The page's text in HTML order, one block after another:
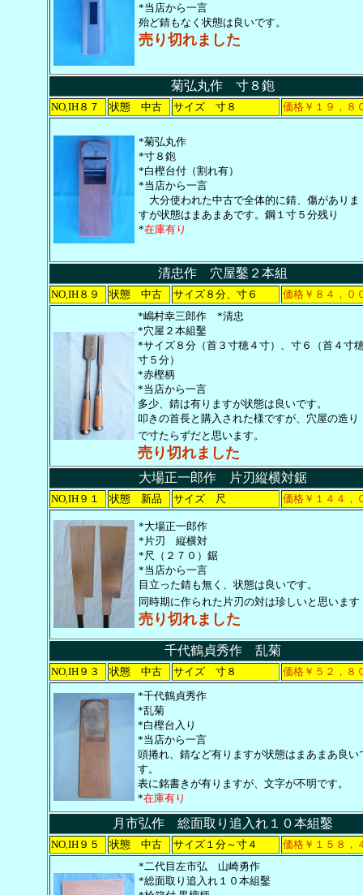
*当店から一言
殆ど錆もなく状態は良いです。
売り切れました
菊弘丸作 寸８鉋
NO, IH８７ 状態 中古 サイズ 寸８ 価格￥１９，８
*菊弘丸作
*寸８鉋
*白樫台付（割れ有）
*当店から一言
大分使われた中古で全体的に錆、傷がありま
すが状態はまあまあです。鋼１寸５分残り
*在庫有り
清忠作 穴屋鑿２本組
NO, IH８９ 状態 中古 サイズ８分、寸６
価格￥８４，０
*嶋村幸三郎作 *清忠
*穴屋２本組鑿
*サイズ８分（首３寸穂４寸）、寸６（首４寸
寸５分）
*赤樫柄
*当店から一言
多少、錆は有りますが状態は良いです。
叩きの首長と購入された様ですが、穴屋の造り
で寸たらずだと思います。
売り切れました
大場正一郎作 片刃縦横対鋸
NO, IH９１ 状態 新品 サイズ 尺 価格￥１４４，
*大場正一郎作
*片刃 縦横対
*尺（２７０）鋸
*当店から一言
目立った錆も無く、状態は良いです。
同時期に作られた片刃の対は珍しいと思います
売り切れました
千代鶴貞秀作 乱菊
NO, IH９３ 状態 中古 サイズ 寸８
価格￥５２，８
*千代鶴貞秀作
*乱菊
*白樫台入り
*当店から一言
頭捲れ、錆など有りますが状態はまあまあ良い
す。
表に銘書きが有りますが、文字が不明です。
*在庫有り
月市弘作 総面取り追入れ１０本組鑿
NO, IH９５ 状態 中古 サイズ１分～寸４
価格￥１５８，
*二代目左市弘 山崎勇作
*総面取り追入れ１０本組鑿